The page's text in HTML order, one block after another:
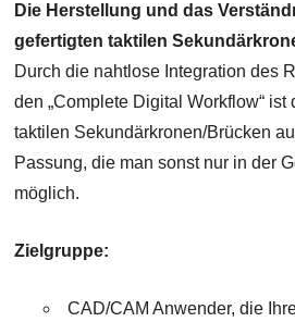
Die Herstellung und das
gefertigten taktilen
Durch die nahtlose Integration des
den „Complete Digital Workflow“ ist
taktilen Sekundärkronen/Brücken
Passung, die man sonst nur in der
möglich.
Zielgruppe:
CAD/CAM Anwender, die